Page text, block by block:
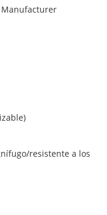
Manufacturer
resistente a los